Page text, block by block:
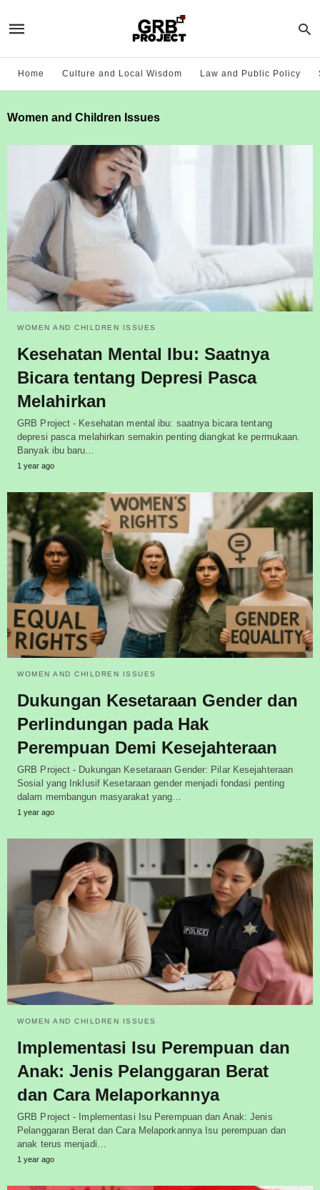
Home Culture and Local Wisdom Law and Public Policy
Women and Children Issues
WOMEN AND CHILDREN ISSUES
Kesehatan Mental Ibu: Saatnya
Bicara tentang Depresi Pasca
Melahirkan
GRB Project - Kesehatan mental ibu: saatnya bicara tentang
depresi pasca melahirkan semakin penting diangkat ke permukaan.
Banyak ibu baru…
1 year ago
WOMEN AND CHILDREN ISSUES
Dukungan Kesetaraan Gender dan
Perlindungan pada Hak
Perempuan Demi Kesejahteraan
GRB Project - Dukungan Kesetaraan Gender: Pilar Kesejahteraan
Sosial yang Inklusif Kesetaraan gender menjadi fondasi penting
dalam membangun masyarakat yang…
1 year ago
WOMEN AND CHILDREN ISSUES
Implementasi Isu Perempuan dan
Anak: Jenis Pelanggaran Berat
dan Cara Melaporkannya
GRB Project - Implementasi Isu Perempuan dan Anak: Jenis
Pelanggaran Berat dan Cara Melaporkannya Isu perempuan dan
anak terus menjadi…
1 year ago